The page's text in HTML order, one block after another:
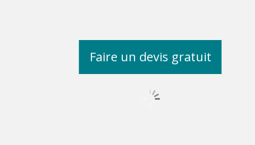
Faire un devis gratuit